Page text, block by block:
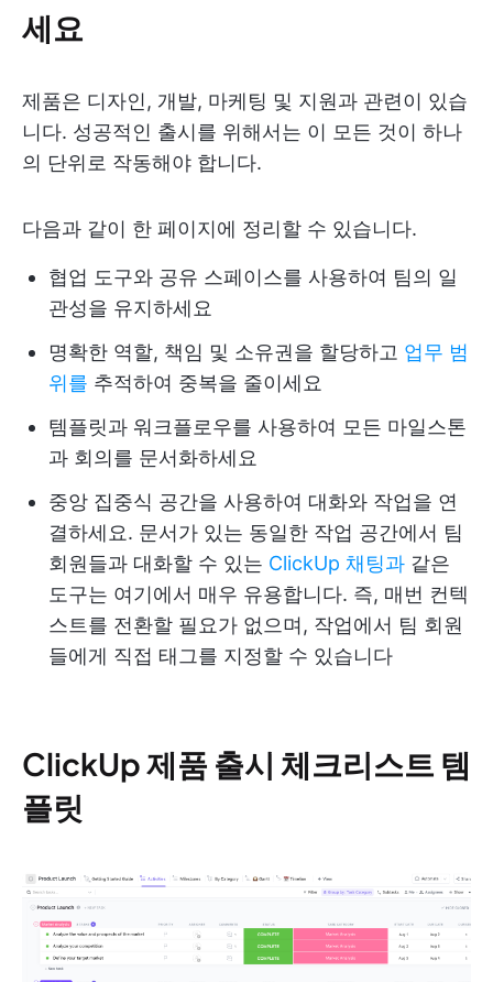
세요
제품은 디자인, 개발, 마케팅 및 지원과 관련이 있습
니다. 성공적인 출시를 위해서는 이 모든 것이 하나
의 단위로 작동해야 합니다.
다음과 같이 한 페이지에 정리할 수 있습니다.
협업 도구와 공유 스페이스를 사용하여 팀의 일
관성을 유지하세요
명확한 역할, 책임 및 소유권을 할당하고 업무 범
위를 추적하여 중복을 줄이세요
템플릿과 워크플로우를 사용하여 모든 마일스톤
과 회의를 문서화하세요
중앙 집중식 공간을 사용하여 대화와 작업을 연
결하세요. 문서가 있는 동일한 작업 공간에서 팀
회원들과 대화할 수 있는 ClickUp 채팅과 같은
도구는 여기에서 매우 유용합니다. 즉, 매번 컨텍
스트를 전환할 필요가 없으며, 작업에서 팀 회원
들에게 직접 태그를 지정할 수 있습니다
ClickUp 제품 출시 체크리스트 템
플릿